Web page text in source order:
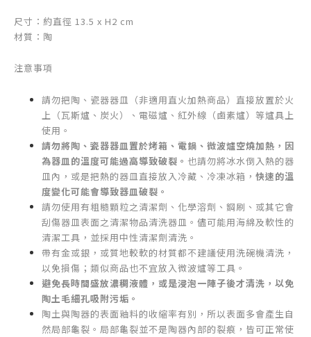
尺寸：約直徑 13.5 x H2 cm
材質：陶
注意事項
請勿把陶、瓷器器皿（非適用直火加熱商品）直接放置於火
上（瓦斯爐、炭火）、電磁爐、紅外線（鹵素爐）等爐具上
使用。
請勿將陶、瓷器器皿置於烤箱、電鍋、微波爐空燒加熱，因
為器皿的溫度可能過高導致破裂。 也請勿將冰水倒入熱的器
皿內，或是把熱的器皿直接放入冷藏、冷凍冰箱， 快速的溫
度變化可能會導致器皿破裂。
請勿使用有粗糙顆粒之清潔劑、化學溶劑、鋼刷、或其它會
刮傷器皿表面之清潔物品清洗器皿。儘可能用海綿及軟性的
清潔工具，並採用中性清潔劑清洗。
帶有金或銀，或質地較軟的材質都不建議使用洗碗機清洗，
以免損傷；類似商品也不宜放入微波爐等工具。
避免長時間盛放濃稠液體，或是浸泡一陣子後才清洗，以免
陶土毛細孔吸附污垢。
陶土與陶器的表面釉料的收縮率有別，所以表面多會產生自
然局部龜裂。局部龜裂並不是陶器內部的裂痕，皆可正常使